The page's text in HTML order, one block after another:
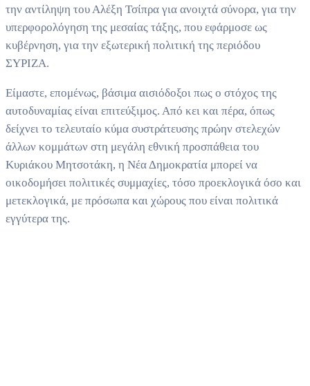
την αντίληψη του Αλέξη Τσίπρα για ανοιχτά σύνορα, για την
υπερφορολόγηση της μεσαίας τάξης, που εφάρμοσε ως
κυβέρνηση, για την εξωτερική πολιτική της περιόδου
ΣΥΡΙΖΑ.
Είμαστε, επομένως, βάσιμα αισιόδοξοι πως ο στόχος της
αυτοδυναμίας είναι επιτεύξιμος. Από κει και πέρα, όπως
δείχνει το τελευταίο κύμα συστράτευσης πρώην στελεχών
άλλων κομμάτων στη μεγάλη εθνική προσπάθεια του
Κυριάκου Μητσοτάκη, η Νέα Δημοκρατία μπορεί να
οικοδομήσει πολιτικές συμμαχίες, τόσο προεκλογικά όσο και
μετεκλογικά, με πρόσωπα και χώρους που είναι πολιτικά
εγγύτερα της.